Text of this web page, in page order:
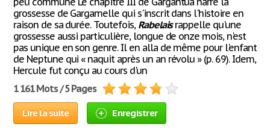
grossesse de Gargamelle qui s'inscrit dans l'histoire en
raison de sa durée. Toutefois, Rabelaisrappelle qu'une
grossesse aussi particulière, longue de onze mois, n'est
pas unique en son genre. Il en alla de même pour l'enfant
de Neptune qui « naquit après un an révolu » (p. 69). Idem,
Hercule fut conçu au cours d'un
1 161 Mots / 5 Pages
Lire la suite Enregistrer